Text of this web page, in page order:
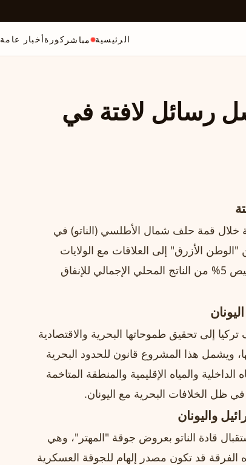
الرئيسية مباشر كورةأخبار عامة
رسائل لافتة في
قمة حلف شمال الأطلسي (الناتو) في
"الوطن الأزرق" إلى العلاقات مع الولايات
المتحدة والمغاوير الإسرائيلية واليونانية، وطالب بتخصيص 5% من الناتج المحلي الإجمالي للإنفاق
إلى تحقيق طموحاتها البحرية والاقتصادية
ويشمل هذا المشروع قانون للحدود البحرية
والمياه الإقليمية والمنطقة المتاخمة
ظل الخلافات البحرية مع اليونان.
واليونان
قادة الناتو بعروض جوقة "المهتر"، وهي
قد تكون مصدر إلهام للجوقة العسكرية